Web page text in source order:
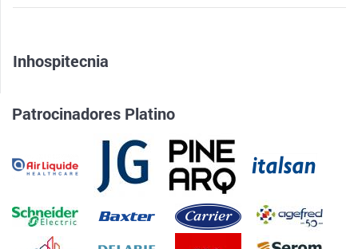
Inhospitecnia
Patrocinadores Platino